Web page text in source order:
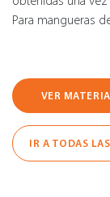
Para mangueras
VER
IR A TODAS